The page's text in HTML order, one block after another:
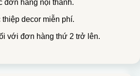
đơn hàng nội thành.
decor miễn phí.
với đơn hàng thứ 2 trở lên.